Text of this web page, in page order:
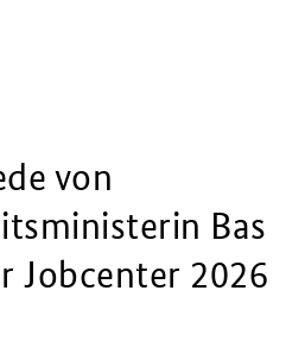
von
Bas
Jobcenter 2026